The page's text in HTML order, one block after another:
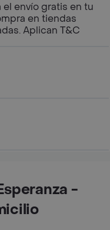
el envío gratis en tu
en tiendas
Aplican T&C
-